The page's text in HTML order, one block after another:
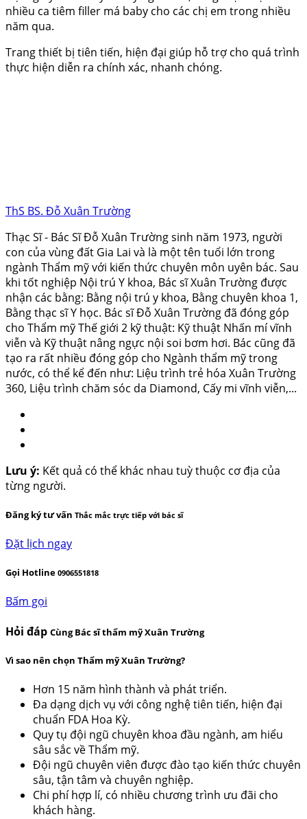
nhiều ca tiêm filler má baby cho các chị em trong nhiều
năm qua.
Trang thiết bị tiên tiến, hiện đại giúp hỗ trợ cho quá trình
thực hiện diễn ra chính xác, nhanh chóng.
ThS BS. Đỗ Xuân Trường
Thạc Sĩ - Bác Sĩ Đỗ Xuân Trường sinh năm 1973, người
con của vùng đất Gia Lai và là một tên tuổi lớn trong
ngành Thẩm mỹ với kiến thức chuyên môn uyên bác. Sau
khi tốt nghiệp Nội trú Y khoa, Bác sĩ Xuân Trường được
nhận các bằng: Bằng nội trú y khoa, Bằng chuyên khoa 1,
Bằng thạc sĩ Y học. Bác sĩ Đỗ Xuân Trường đã đóng góp
cho Thẩm mỹ Thế giới 2 kỹ thuật: Kỹ thuật Nhấn mí vĩnh
viễn và Kỹ thuật nâng ngực nội soi bơm hơi. Bác cũng đã
tạo ra rất nhiều đóng góp cho Ngành thẩm mỹ trong
nước, có thể kể đến như: Liệu trình trẻ hóa Xuân Trường
360, Liệu trình chăm sóc da Diamond, Cấy mi vĩnh viễn,...
Lưu ý: Kết quả có thể khác nhau tuỳ thuộc cơ địa của
từng người.
Đăng ký tư vấn Thắc mắc trực tiếp với bác sĩ
Đặt lịch ngay
Gọi Hotline 0906551818
Bấm gọi
Hỏi đáp Cùng Bác sĩ thẩm mỹ Xuân Trường
Vì sao nên chọn Thẩm mỹ Xuân Trường?
Hơn 15 năm hình thành và phát triển.
Đa dạng dịch vụ với công nghệ tiên tiến, hiện đại
chuẩn FDA Hoa Kỳ.
Quy tụ đội ngũ chuyên khoa đầu ngành, am hiểu
sâu sắc về Thẩm mỹ.
Đội ngũ chuyên viên được đào tạo kiến thức chuyên
sâu, tận tâm và chuyên nghiệp.
Chi phí hợp lí, có nhiều chương trình ưu đãi cho
khách hàng.